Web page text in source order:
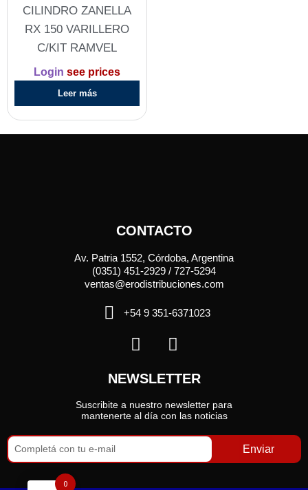
CILINDRO ZANELLA
RX 150 VARILLERO
C/KIT RAMVEL
Login see prices
Leer más
CONTACTO
Av. Patria 1552, Córdoba, Argentina
(0351) 451-2929 / 727-5294
ventas@erodistribuciones.com
+54 9 351-6371023
NEWSLETTER
Suscribite a nuestro newsletter para
mantenerte al día con las noticias
Enviar
0